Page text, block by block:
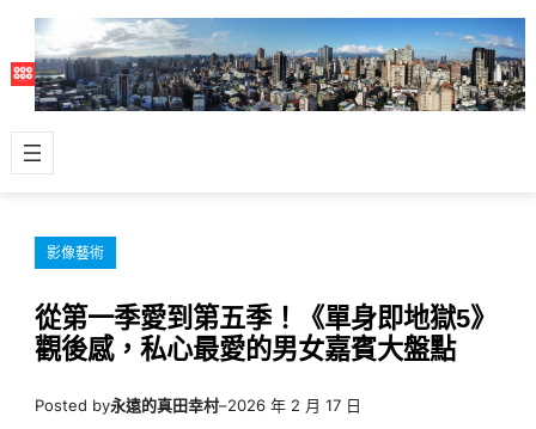
主
容
影像藝術
從第一季愛到第五季！《單身即地獄5》
觀後感，私心最愛的男女嘉賓大盤點
Posted by永遠的真田幸村–2026 年 2 月 17 日